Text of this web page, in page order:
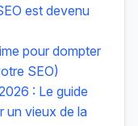
est devenu
pour dompter
SEO)
: Le guide
un vieux de la